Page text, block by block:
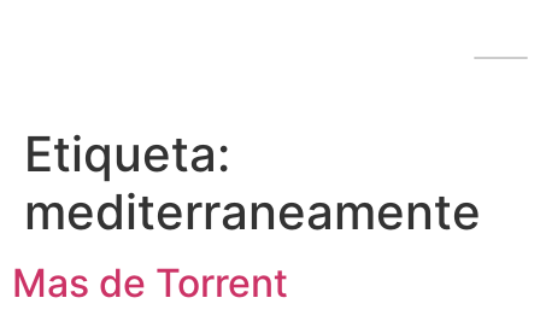
Etiqueta:
mediterraneamente
Mas de Torrent